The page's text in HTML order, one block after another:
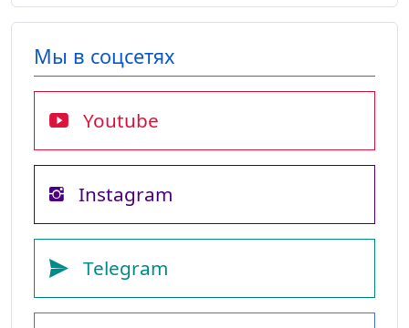
Мы в соцсетях
Youtube
Instagram
Telegram